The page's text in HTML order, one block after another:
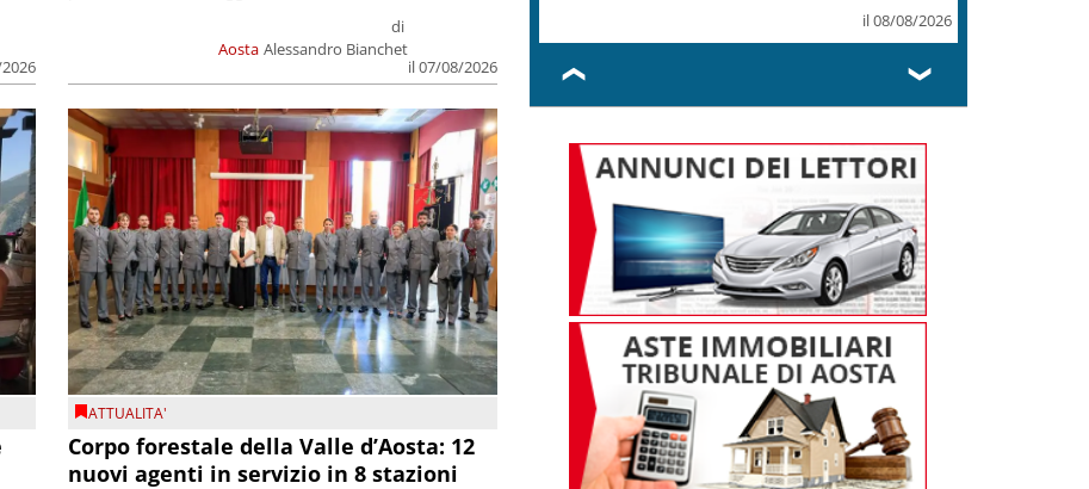
Aosta
di
Alessandro Bianchet
il 07/08/2026
ATTUALITA'
Corpo forestale della Valle d’Aosta: 12
nuovi agenti in servizio in 8 stazioni
il 08/08/2026
❮ ❯